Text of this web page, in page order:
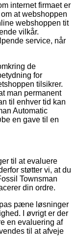
internet firmaet er
at webshoppen
webshoppen tit
vilkår.
service, når
de
for
tilsikrer.
man permanent
til enhver tid kan
Automatic
en gave til en
til at evaluere
støtter vi, at du
Townsman
din ordre.
pæne løsninger
I øvrigt er der
en evaluering af
til at afveje